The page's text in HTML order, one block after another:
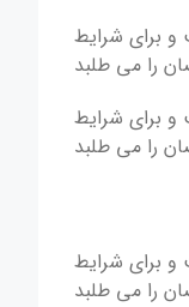
و برای شرایط
را می طلبد
و برای شرایط
را می طلبد
و برای شرایط
را می طلبد